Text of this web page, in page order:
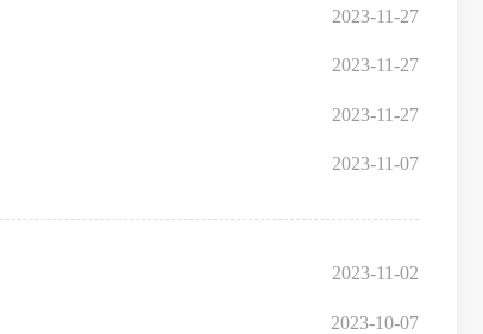
2023-11-27
2023-11-27
2023-11-27
2023-11-07
2023-11-02
2023-10-07